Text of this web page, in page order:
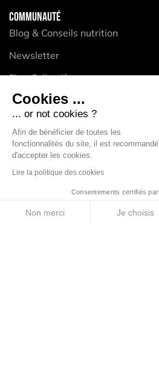
COMMUNAUTÉ
Blog & Conseils nutrition
Newsletter
Elan Collectif
PRODUITS
Compotes énergétiques
Barres énergétiques
Pastilles électrolytes
Cookies ...
... or not cookies ?
Afin de bénéficier de toutes les
fonctionnalités du site, il est recommandé
d'accepter les cookies.
Lire la politique des cookies
Consentements certifiés par
Non merci Je choisis